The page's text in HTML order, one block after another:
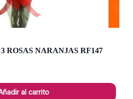
ROSAS NARANJAS RF147
al carrito